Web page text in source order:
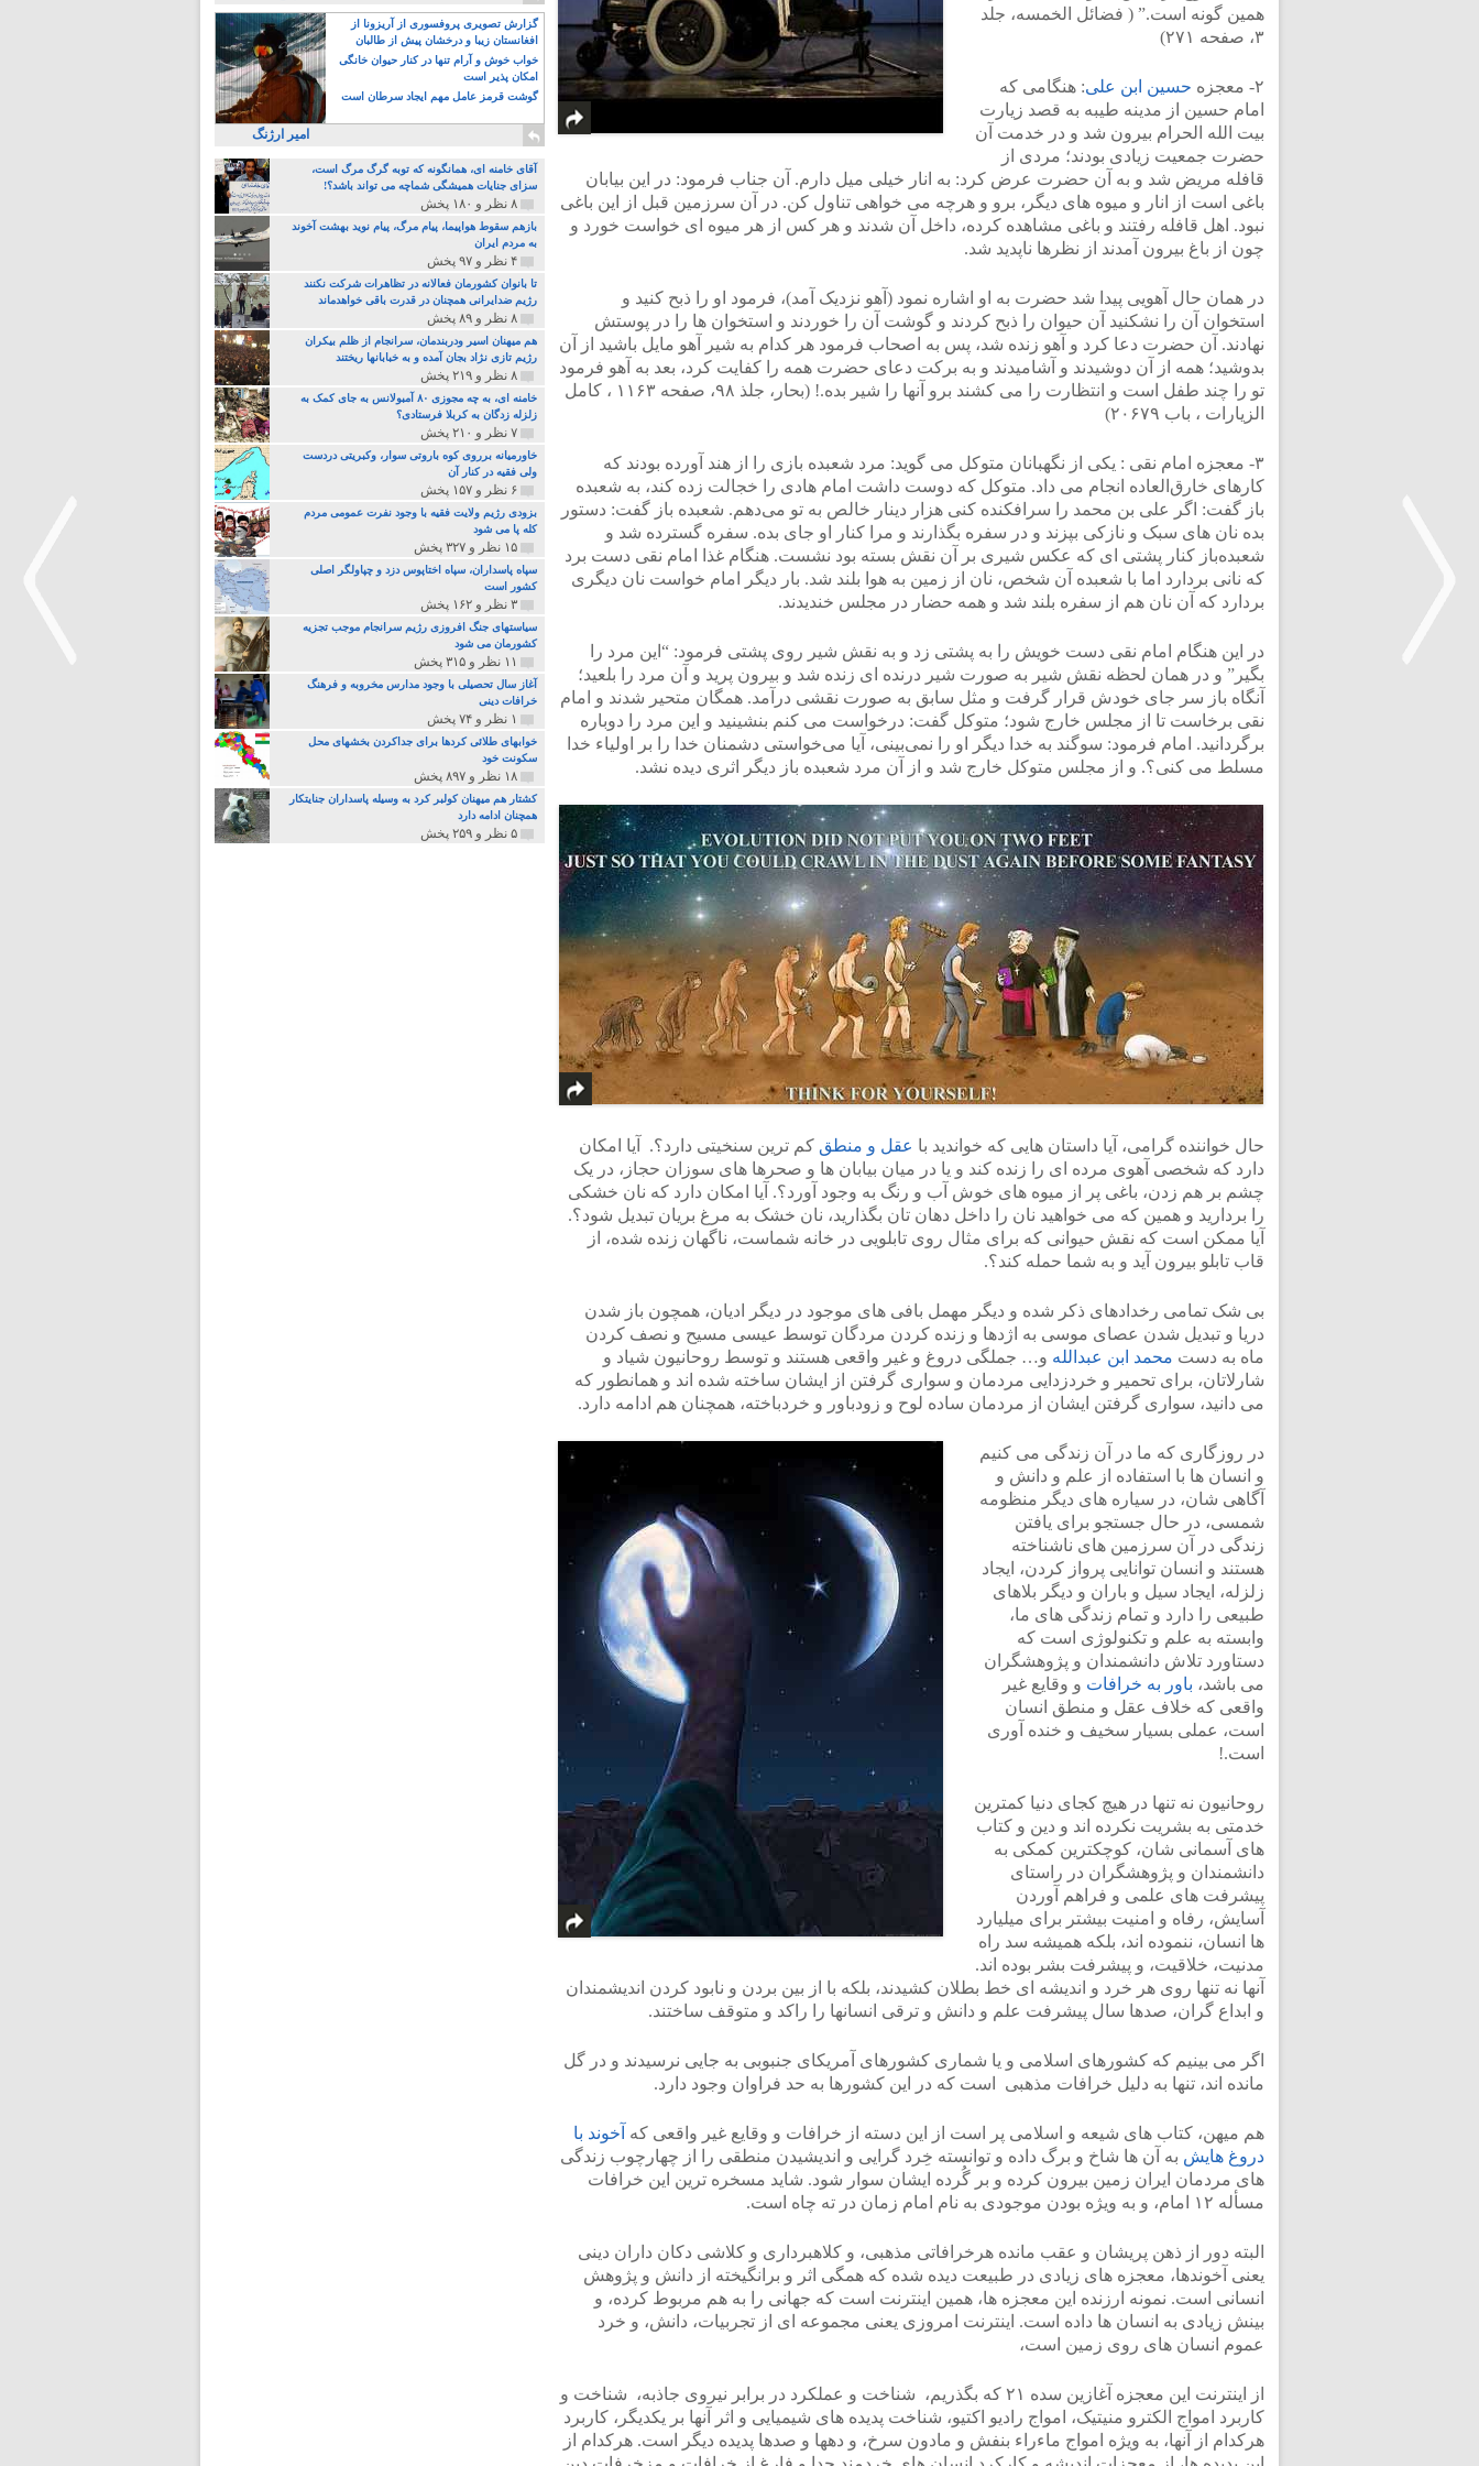
همین گونه است.” ( فضائل الخمسه، جلد
۳، صفحه ۲۷۱)
۲- معجزه حسین ابن علی: هنگامى که
امام حسین از مدینه طیبه به قصد زیارت
بیت الله الحرام بیرون شد و در خدمت آن
حضرت جمعیت زیادى بودند؛ مردى از
قافله مریض شد و به آن حضرت عرض کرد: به انار خیلى میل دارم. آن جناب فرمود: در این بیابان
باغى است از انار و میوه هاى دیگر، برو و هرچه مى خواهى تناول کن. در آن سرزمین قبل از این باغى
نبود. اهل قافله رفتند و باغى مشاهده کرده، داخل آن شدند و هر کس از هر میوه اى خواست خورد و
چون از باغ بیرون آمدند از نظرها ناپدید شد.
در همان حال آهویى پیدا شد حضرت به او اشاره نمود (آهو نزدیک آمد)، فرمود او را ذبح کنید و
استخوان آن را نشکنید آن حیوان را ذبح کردند و گوشت آن را خوردند و استخوان ها را در پوستش
نهادند. آن حضرت دعا کرد و آهو زنده شد، پس به اصحاب فرمود هر کدام به شیر آهو مایل باشید از آن
بدوشید؛ همه از آن دوشیدند و آشامیدند و به برکت دعاى حضرت همه را کفایت کرد، بعد به آهو فرمود
تو را چند طفل است و انتظارت را مى کشند برو آنها را شیر بده.! (بحار، جلذ ۹۸، صفحه ۱۱۶۳ ، کامل
الزیارات ، باب ۲۰۶۷۹)
۳- معجزه امام نقی : یکی از نگهبانان متوکل می گوید: مرد شعبده بازی را از هند آورده بودند که
کارهای خارق‌العاده انجام می داد. متوکل که دوست داشت امام هادی را خجالت زده کند، به شعبده
باز گفت: اگر علی بن محمد را سرافکنده کنی هزار دینار خالص به تو می‌دهم. شعبده باز گفت: دستور
بده نان های سبک و نازکی بپزند و در سفره بگذارند و مرا کنار او جای بده. سفره گسترده شد و
شعبده‌باز کنار پشتی ‌ای که عکس شیری بر آن نقش بسته بود نشست. هنگام غذا امام نقی دست برد
که نانی بردارد اما با شعبده آن شخص، نان از زمین به هوا بلند شد. بار دیگر امام خواست نان دیگری
بردارد که آن نان هم از سفره بلند شد و همه حضار در مجلس خندیدند.
در این هنگام امام نقی دست خویش را به پشتی زد و به نقش شیر روی پشتی فرمود: “این مرد را
بگیر” و در همان لحظه نقش شیر به صورت شیر درنده ای زنده شد و بیرون پرید و آن مرد را بلعید؛
آنگاه باز سر جای خودش قرار گرفت و مثل سابق به صورت نقشی درآمد. همگان متحیر شدند و امام
نقی برخاست تا از مجلس خارج شود؛ متوکل گفت: درخواست می کنم بنشینید و این مرد را دوباره
برگردانید. امام فرمود: سوگند به خدا دیگر او را نمی‌بینی، آیا می‌خواستی دشمنان خدا را بر اولیاء خدا
مسلط می کنی؟. و از مجلس متوکل خارج شد و از آن مرد شعبده باز دیگر اثری دیده نشد.
حال خواننده گرامی، آیا داستان هایی که خواندید با عقل و منطق کم ترین سنخیتی دارد؟. آیا امکان
دارد که شخصی آهوی مرده ای را زنده کند و یا در میان بیابان ها و صحرها های سوزان حجاز، در یک
چشم بر هم زدن، باغی پر از میوه های خوش آب و رنگ به وجود آورد؟. آیا امکان دارد که نان خشکی
را بردارید و همین که می خواهید نان را داخل دهان تان بگذارید، نان خشک به مرغ بریان تبدیل شود؟.
آیا ممکن است که نقش حیوانی که برای مثال روی تابلویی در خانه شماست، ناگهان زنده شده، از
قاب تابلو بیرون آید و به شما حمله کند؟.
بی شک تمامی رخدادهای ذکر شده و دیگر مهمل بافی های موجود در دیگر ادیان، همچون باز شدن
دریا و تبدیل شدن عصای موسی به اژدها و زنده کردن مردگان توسط عیسی مسیح و نصف کردن
ماه به دست محمد ابن عبدالله و… جملگی دروغ و غیر واقعی هستند و توسط روحانیون شیاد و
شارلاتان، برای تحمیر و خردزدایی مردمان و سواری گرفتن از ایشان ساخته شده اند و همانطور که
می دانید، سواری گرفتن ایشان از مردمان ساده لوح و زودباور و خردباخته، همچنان هم ادامه دارد.
در روزگاری که ما در آن زندگی می کنیم
و انسان ها با استفاده از علم و دانش و
آگاهی شان، در سیاره های دیگر منظومه
شمسی، در حال جستجو برای یافتن
زندگی در آن سرزمین های ناشناخته
هستند و انسان توانایی پرواز کردن، ایجاد
زلزله، ایجاد سیل و باران و دیگر بلاهای
طبیعی را دارد و تمام زندگی های ما،
وابسته به علم و تکنولوژی است که
دستاورد تلاش دانشمندان و پژوهشگران
می باشد، باور به خرافات و وقایع غیر
واقعی که خلاف عقل و منطق انسان
است، عملی بسیار سخیف و خنده آوری
است.!
روحانیون نه تنها در هیچ کجای دنیا کمترین
خدمتی به بشریت نکرده اند و دین و کتاب
های آسمانی شان، کوچکترین کمکی به
دانشمندان و پژوهشگران در راستای
پیشرفت های علمی و فراهم آوردن
آسایش، رفاه و امنیت بیشتر برای میلیارد
ها انسان، ننموده اند، بلکه همیشه سد راه
مدنیت، خلاقیت، و پیشرفت بشر بوده اند.
آنها نه تنها روی هر خرد و اندیشه ای خط بطلان کشیدند، بلکه با از بین بردن و نابود کردن اندیشمندان
و ابداع گران، صدها سال پیشرفت علم و دانش و ترقی انسانها را راکد و متوقف ساختند.
اگر می بینیم که کشورهای اسلامی و یا شماری کشورهای آمریکای جنبوبی به جایی نرسیدند و در گل
مانده اند، تنها به دلیل خرافات مذهبی است که در این کشورها به حد فراوان وجود دارد.
هم میهن، کتاب های شیعه و اسلامی پر است از این دسته از خرافات و وقایع غیر واقعی که آخوند با
دروغ هایش به آن ها شاخ و برگ داده و توانسته خِرد گرایی و اندیشیدن منطقی را از چهارچوب زندگی
های مردمان ایران زمین بیرون کرده و بر گُرده ایشان سوار شود. شاید مسخره ترین این خرافات
مسأله ۱۲ امام، و به ویژه بودن موجودی به نام امام زمان در ته چاه است.
البته دور از ذهن پریشان و عقب مانده هرخرافاتی مذهبی، و کلاهبرداری و کلاشی دکان داران دینی
یعنی آخوندها، معجزه های زیادی در طبیعت دیده شده که همگی اثر و برانگیخته از دانش و پژوهش
انسانی است. نمونه ارزنده این معجزه ها، همین اینترنت است که جهانی را به هم مربوط کرده، و
بینش زیادی به انسان ها داده است. اینترنت امروزی یعنی مجموعه ای از تجربیات، دانش، و خرد
عموم انسان های روی زمین است،
از اینترنت این معجزه آغازین سده ۲۱ که بگذریم، شناخت و عملکرد در برابر نیروی جاذبه، شناخت و
کاربرد امواج الکترو منیتیک، امواج رادیو اکتیو، شناخت پدیده های شیمیایی و اثر آنها بر یکدیگر، کاربرد
هرکدام از آنها، به ویژه امواج ماءراء بنفش و مادون سرخ، و دهها و صدها پدیده دیگر است. هرکدام از
گزارش تصویری پروفسوری از آریزونا از
افغانستان زیبا و درخشان پیش از طالبان
خواب خوش و آرام تنها در کنار حیوان خانگی
امکان پذیر است
گوشت قرمز عامل مهم ایجاد سرطان است
امیر ارژنگ
آقای خامنه ای، همانگونه که توبه گرگ مرگ است،
سزای جنایات همیشگی شماچه می تواند باشد؟!
۸ نظر و ۱۸۰ پخش
بازهم سقوط هواپیما، پیام مرگ، پیام نوید بهشت آخوند
به مردم ایران
۴ نظر و ۹۷ پخش
تا بانوان کشورمان فعالانه در تظاهرات شرکت نکنند
رژیم ضدایرانی همچنان در قدرت باقی خواهدماند
۸ نظر و ۸۹ پخش
هم میهنان اسیر ودربندمان، سرانجام از ظلم بیکران
رژیم تازی نژاد بجان آمده و به خبابانها ریختند
۸ نظر و ۲۱۹ پخش
خامنه ای، به چه مجوزی ۸۰ آمبولانس به جای کمک به
زلزله زدگان به کربلا فرستادی؟
۷ نظر و ۲۱۰ پخش
خاورمیانه برروی کوه باروتی سوار، وکبریتی دردست
ولی فقیه در کنار آن
۶ نظر و ۱۵۷ پخش
بزودی رژیم ولایت فقیه با وجود نفرت عمومی مردم
کله پا می شود
۱۵ نظر و ۳۲۷ پخش
سپاه پاسداران، سپاه اختاپوس دزد و چپاولگر اصلی
کشور است
۳ نظر و ۱۶۲ پخش
سیاستهای جنگ افروزی رژیم سرانجام موجب تجزیه
کشورمان می شود
۱۱ نظر و ۳۱۵ پخش
آغاز سال تحصیلی با وجود مدارس مخروبه و فرهنگ
خرافات دینی
۱ نظر و ۷۴ پخش
خوابهای طلائی کردها برای جداکردن بخشهای محل
سکونت خود
۱۸ نظر و ۸۹۷ پخش
کشتار هم میهنان کولبر کرد به وسیله پاسداران جنایتکار
همچنان ادامه دارد
۵ نظر و ۲۵۹ پخش